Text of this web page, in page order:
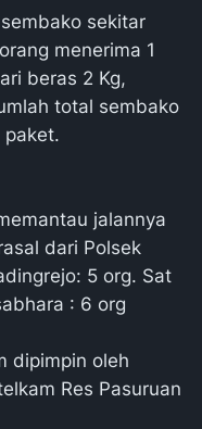
sekitar
menerima 1
beras 2 Kg,
total sembako
jalannya
dari Polsek
5 org. Sat
: 6 org
dipimpin oleh
Res Pasuruan